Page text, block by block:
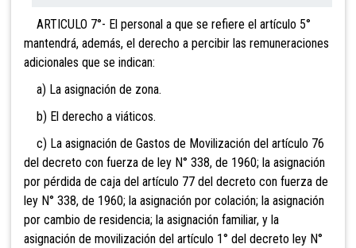
ARTICULO 7°- El personal a que se refiere el artículo 5°
mantendrá, además, el derecho a percibir las remuneraciones
adicionales que se indican:
a) La asignación de zona.
b) El derecho a viáticos.
c) La asignación de Gastos de Movilización del artículo 76
del decreto con fuerza de ley N° 338, de 1960; la asignación
por pérdida de caja del artículo 77 del decreto con fuerza de
ley N° 338, de 1960; la asignación por colación; la asignación
por cambio de residencia; la asignación familiar, y la
asignación de movilización del artículo 1° del decreto ley N°